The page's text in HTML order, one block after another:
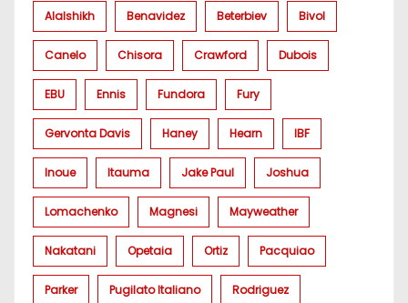
Alalshikh Benavidez Beterbiev Bivol
Canelo Chisora Crawford Dubois
EBU Ennis Fundora Fury
Gervonta Davis Haney Hearn IBF
Inoue Itauma Jake Paul Joshua
Lomachenko Magnesi Mayweather
Nakatani Opetaia Ortiz Pacquiao
Parker Pugilato Italiano Rodriguez